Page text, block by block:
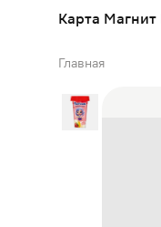
Карта
Главная